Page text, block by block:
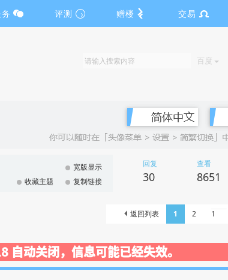
评测 赠楼 交易
百度
宽版显示
收藏主题
复制链接
回复
30
查看
8651
1 2
返回列表
动关闭，信息可能已经失效。